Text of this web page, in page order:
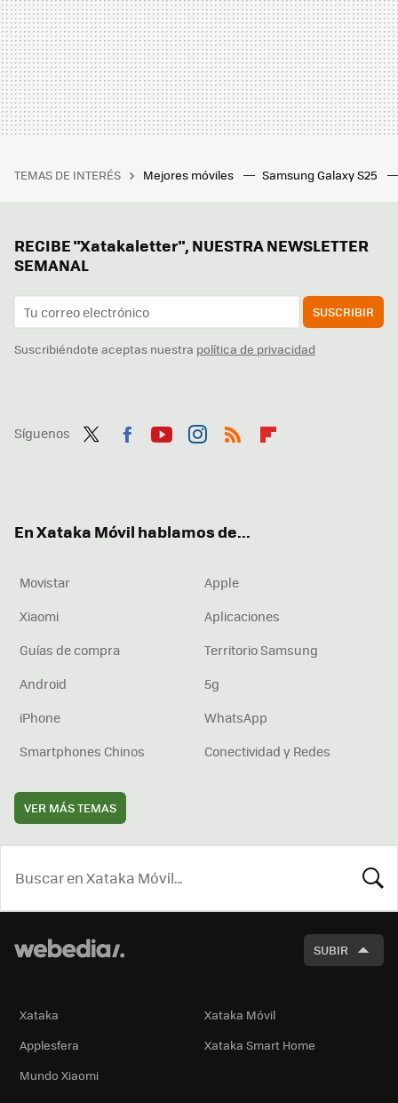
TEMAS DE INTERÉS Mejores móviles Samsung Galaxy S25
RECIBE "Xatakaletter", NUESTRA NEWSLETTER
SEMANAL
SUSCRIBIR
Suscribiéndote aceptas nuestra política de privacidad
Síguenos
En Xataka Móvil hablamos de...
Movistar
Apple
Xiaomi
Aplicaciones
Guías de compra
Territorio Samsung
Android
5g
iPhone
WhatsApp
Smartphones Chinos
Conectividad y Redes
VER MÁS TEMAS
SUBIR
Xataka
Xataka Móvil
Applesfera
Xataka Smart Home
Mundo Xiaomi